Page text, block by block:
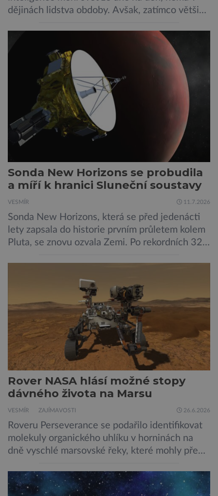
dějinách lidstva obdoby. Avšak, zatímco většina
generování obrázků nebo automatizaci práce,
bezpečnostní experti upozorňují na mnohem
méně nápadné riziko. Podle některých
odborníků by už během příštích dvou let mohly
pokročilé systémy AI výrazně usnadnit
kybernetické útoky […]
Sonda New Horizons se probudila
a míří k hranici Sluneční soustavy
VESMÍR 11.7.2026
Sonda New Horizons, která se před jedenácti
lety zapsala do historie prvním průletem kolem
Pluta, se znovu ozvala Zemi. Po rekordních 321
podle NASA je ve výtečném stavu. Nyní ji čeká
další etapa její mise, jejíž ambicí je přinést
dosud nejpodrobnější […]
Rover NASA hlásí možné stopy
dávného života na Marsu
VESMÍR ZAJÍMAVOSTI 26.6.2026
Roveru Perseverance se podařilo identifikovat
molekuly organického uhlíku v horninách na
dně vyschlé marsovské řeky, které mohly před
Svědčí snad o dávném životě na planetě?
Měření provedená přístrojem Sherloc,